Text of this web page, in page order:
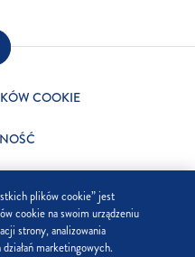
COOKIE
plików cookie” jest
cookie na swoim urządzeniu
strony, analizowania
marketingowych.